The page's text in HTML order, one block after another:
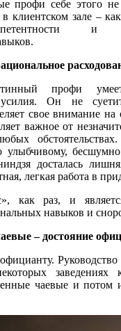
профи себе этого
в клиентском зале –
и
профи
усилия. Он не
свое внимание
важное от
улыбчивому,
досталась
легкая работа в
как раз, и
навыков и
– достояние
заведениях
чаевые и потом